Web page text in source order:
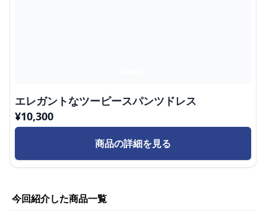
エレガントなツーピースパンツドレス
¥10,300
商品の詳細を見る
今回紹介した商品一覧